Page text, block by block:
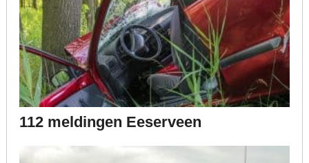
112 meldingen Eeserveen